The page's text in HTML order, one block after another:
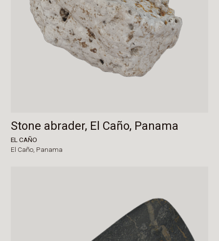
Stone abrader, El Caño, Panama
EL CAÑO
El Caño, Panama